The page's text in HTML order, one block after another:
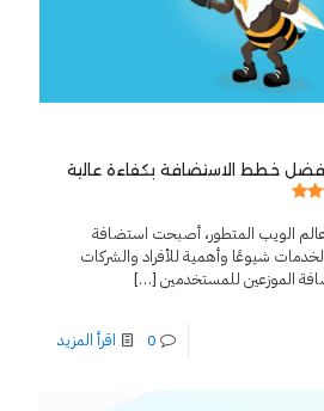
خطط الاستضافة بكفاءة عالية
الويب المتطور، أصبحت استضافة
شيوعًا وأهمية للأفراد والشركات
الموزعين للمستخدمين […]
0 اقرأ المزيد